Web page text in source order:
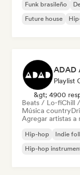
Funk brasileño
Future house
ADAD
Playlist
&gt; 4900
Beats / Lo-fiChill
Música country
Agregar artistas a
Hip-hop Indie
Hip-hop